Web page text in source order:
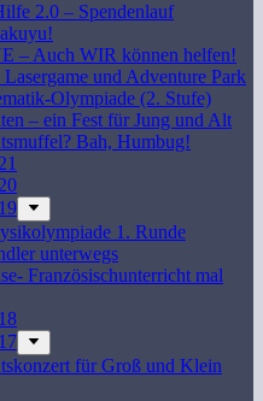
2.0 – Spendenlauf
– Auch WIR können helfen!
und Adventure Park
Olympiade (2. Stufe)
– ein Fest für Jung und Alt
Bah, Humbug!
1. Runde
unterwegs
Französischunterricht mal
für Groß und Klein